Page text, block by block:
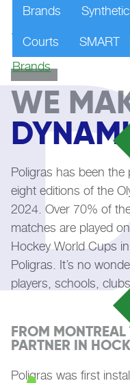
Brands
Courts
SMART
Brands
WE
Poligras has been
eight editions of the
2024. Over 70% of
matches are played
Hockey World Cups
Poligras. It’s no
players, schools,
FROM
PARTNER IN
Poligras was first